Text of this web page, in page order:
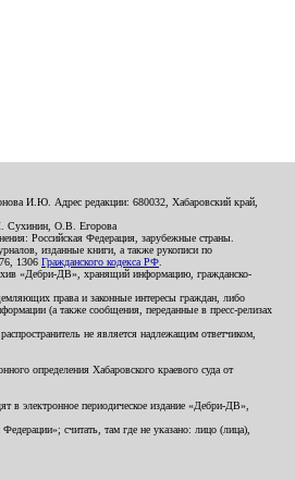
И.Ю. Адрес редакции: 680032, Хабаровский край,
Сухинин, О.В. Егорова
Российская Федерация, зарубежные страны.
изданные книги, а также рукописи по
1306 Гражданского кодекса РФ
«Дебри-ДВ», хранящий информацию, гражданско-
права и законные интересы граждан, либо
(а также сообщения, переданные в пресс-релизах
не является надлежащим ответчиком,
определения Хабаровского краевого суда от
в электронное периодическое издание «Дебри-ДВ»,
считать, там где не указано: лицо (лица),